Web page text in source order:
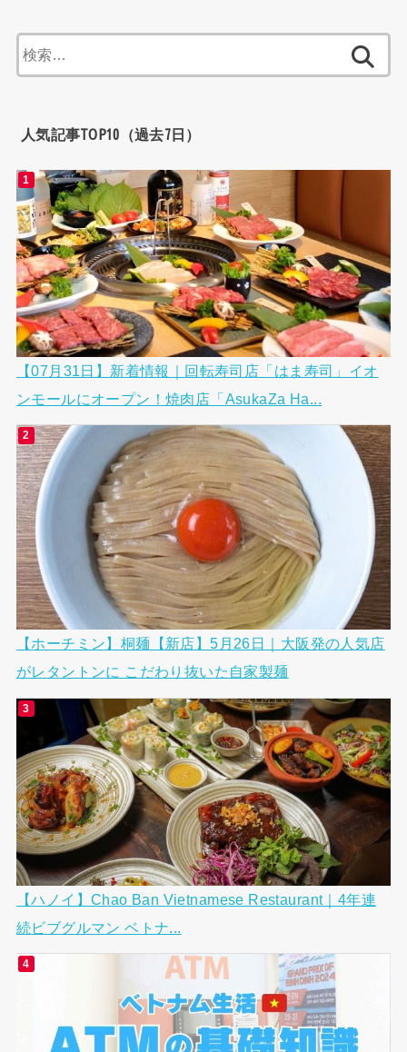
索:
人気記事TOP10（過去7日）
【07月31日】新着情報｜回転寿司店「はま寿司」イオ
ンモールにオープン！焼肉店「AsukaZa Ha...
【ホーチミン】桐麺【新店】5月26日｜大阪発の人気店
がレタントンに こだわり抜いた自家製麺
【ハノイ】Chao Ban Vietnamese Restaurant｜4年連
続ビブグルマン ベトナ...